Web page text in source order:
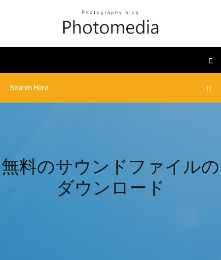
無料のサウンドファイルの
ダウンロード